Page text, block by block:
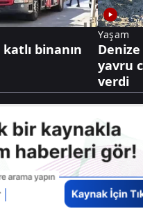
binanın
Yaşam
yavru
verdi